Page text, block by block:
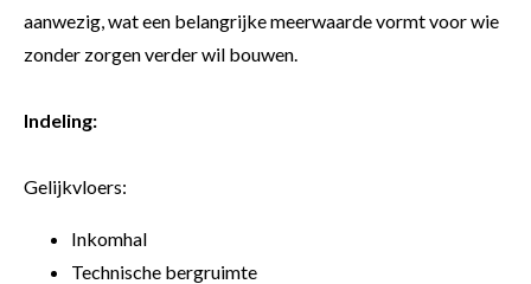
aanwezig, wat een belangrijke meerwaarde vormt voor wie
zonder zorgen verder wil bouwen.
Indeling:
Gelijkvloers:
Inkomhal
Technische bergruimte